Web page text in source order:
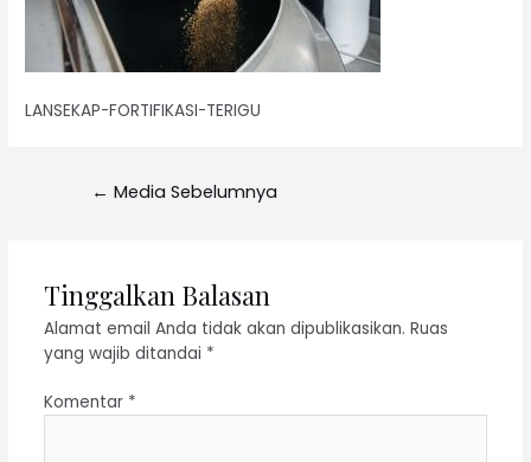
LANSEKAP-FORTIFIKASI-TERIGU
← Media Sebelumnya
Tinggalkan Balasan
Alamat email Anda tidak akan dipublikasikan. Ruas
yang wajib ditandai *
Komentar *